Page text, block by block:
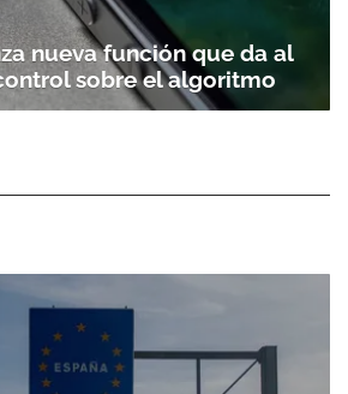
nueva función que da al
sobre el algoritmo